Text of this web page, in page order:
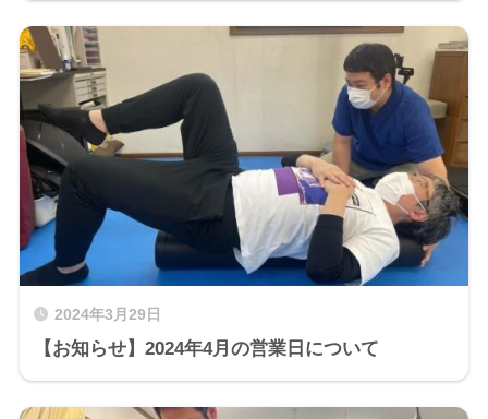
2024年3月29日
【お知らせ】2024年4月の営業日について